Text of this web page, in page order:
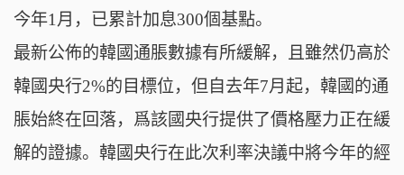
今年1月，已累計加息300個基點。
最新公佈的韓國通脹數據有所緩解，且雖然仍高於
韓國央行2%的目標位，但自去年7月起，韓國的通
脹始終在回落，爲該國央行提供了價格壓力正在緩
解的證據。韓國央行在此次利率決議中將今年的經